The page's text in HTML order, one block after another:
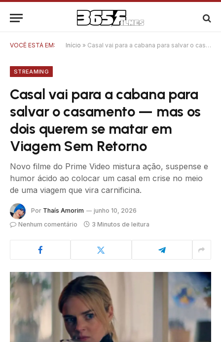
VOCÊ ESTÁ EM: Início » Casal vai para a cabana para salvar o casamento — mas os dois querem se matar em Viagem Sem Retorno
STREAMING
Casal vai para a cabana para
salvar o casamento — mas os
dois querem se matar em
Viagem Sem Retorno
Novo filme do Prime Video mistura ação, suspense e
humor ácido ao colocar um casal em crise no meio
de uma viagem que vira carnificina.
Por Thaís Amorim
junho 10, 2026
Nenhum comentário
3 Minutos de leitura